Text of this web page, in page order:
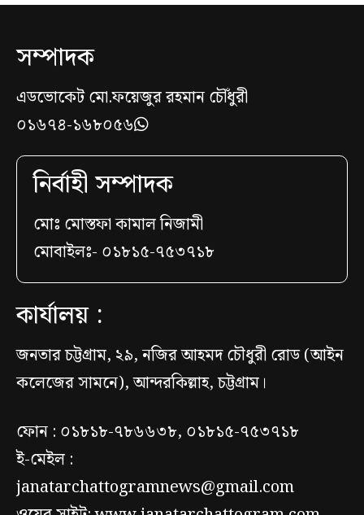
সম্পাদক
এডভোকেট মো.ফয়েজুর রহমান চৌঁধুরী
০১৬৭৪-১৬৮০৫৬
নির্বাহী সম্পাদক
মোঃ মোস্তফা কামাল নিজামী
মোবাইলঃ- ০১৮১৫-৭৫৩৭১৮
কার্যালয় :
জনতার চট্টগ্রাম, ২৯, নজির আহমদ চৌধুরী রোড (আইন
কলেজের সামনে), আন্দরকিল্লাহ, চট্টগ্রাম।
ফোন : ০১৮১৮-৭৮৬৬৩৮, ০১৮১৫-৭৫৩৭১৮
ই-মেইল :
janatarchattogramnews@gmail.com